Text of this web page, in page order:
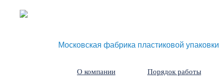
Московская фабрика пластиковой упаковки
О компании Порядок работы